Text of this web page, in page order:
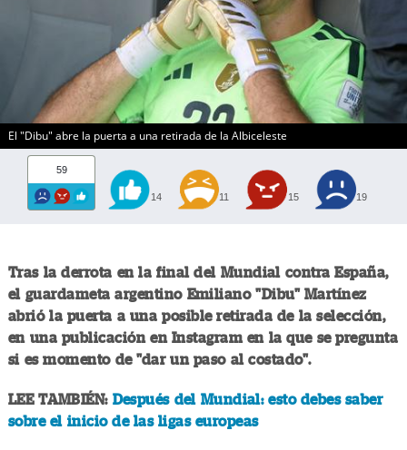
El "Dibu" abre la puerta a una retirada de la Albiceleste
59
14 11 15 19
Tras la derrota en la final del Mundial contra España,
el guardameta argentino Emiliano "Dibu" Martínez
abrió la puerta a una posible retirada de la selección,
en una publicación en Instagram en la que se pregunta
si es momento de "dar un paso al costado".
LEE TAMBIÉN: Después del Mundial: esto debes saber
sobre el inicio de las ligas europeas